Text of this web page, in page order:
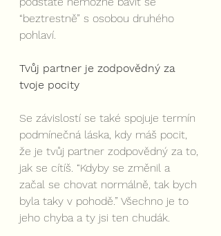
“beztrestně” s osobou druhého
pohlaví.
Tvůj partner je zodpovědný za
tvoje pocity
Se závislostí se také spojuje termín
podmínečná láska, kdy máš pocit,
že je tvůj partner zodpovědný za to,
jak se cítíš. “Kdyby se změnil a
začal se chovat normálně, tak bych
byla taky v pohodě.” Všechno je to
jeho chyba a ty jsi ten chudák.